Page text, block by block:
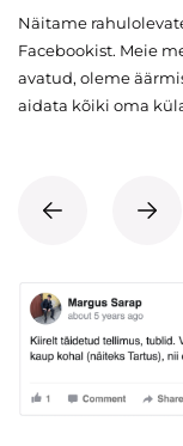
Näitame
Facebookist. Meie
avatud, oleme
aidata kõiki oma